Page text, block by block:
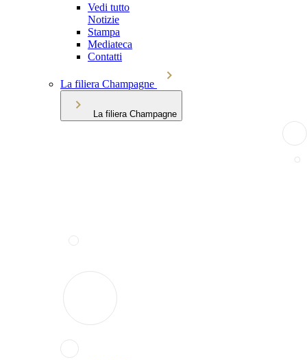
Vedi tutto
Notizie
Stampa
Mediateca
Contatti
La filiera Champagne
La filiera Champagne